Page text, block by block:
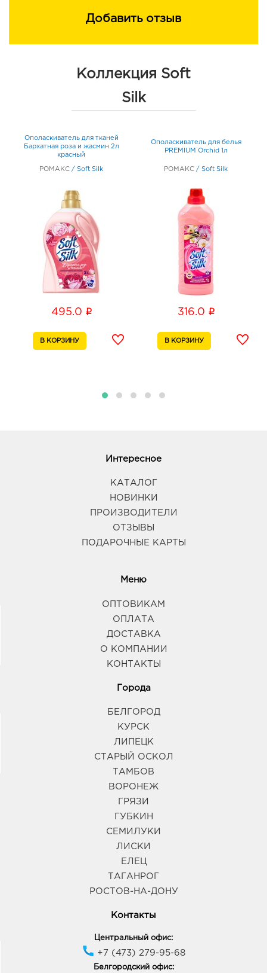
Добавить отзыв
Коллекция Soft
Silk
Ополаскиватель для тканей
Бархатная роза и жасмин 2л
красный
РОМАКС / Soft Silk
495.0 i
Ополаскиватель для белья
PREMIUM Orchid 1л
РОМАКС / Soft Silk
316.0 i
Интересное
КАТАЛОГ
НОВИНКИ
ПРОИЗВОДИТЕЛИ
ОТЗЫВЫ
ПОДАРОЧНЫЕ КАРТЫ
Меню
ОПТОВИКАМ
ОПЛАТА
ДОСТАВКА
О КОМПАНИИ
КОНТАКТЫ
Города
БЕЛГОРОД
КУРСК
ЛИПЕЦК
СТАРЫЙ ОСКОЛ
ТАМБОВ
ВОРОНЕЖ
ГРЯЗИ
ГУБКИН
СЕМИЛУКИ
ЛИСКИ
ЕЛЕЦ
ТАГАНРОГ
РОСТОВ-НА-ДОНУ
Контакты
Центральный офис:
+7 (473) 279-95-68
Белгородский офис: